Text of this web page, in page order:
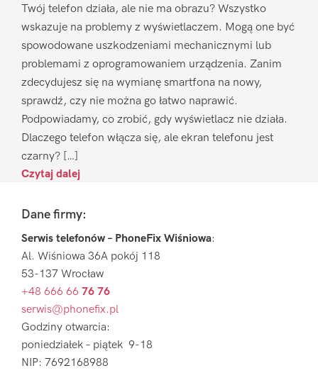
Twój telefon działa, ale nie ma obrazu? Wszystko
wskazuje na problemy z wyświetlaczem. Mogą one być
spowodowane uszkodzeniami mechanicznymi lub
problemami z oprogramowaniem urządzenia. Zanim
zdecydujesz się na wymianę smartfona na nowy,
sprawdź, czy nie można go łatwo naprawić.
Podpowiadamy, co zrobić, gdy wyświetlacz nie działa.
Dlaczego telefon włącza się, ale ekran telefonu jest
czarny? […]
Czytaj dalej
FooterDane firmy:
Serwis telefonów – PhoneFix Wiśniowa:
Al. Wiśniowa 36A pokój 118
53-137 Wrocław
+48 666 66 76 76
serwis@phonefix.pl
Godziny otwarcia:
poniedziałek – piątek 9-18
NIP: 7692168988